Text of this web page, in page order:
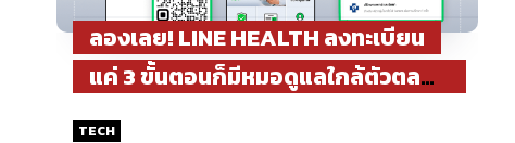
ลองเลย! LINE HEALTH ลงทะเบียน
แค่ 3 ขั้นตอนก็มีหมอดูแลใกล้ตัวตลอด
เวลาเบิกค่ารักษาออนไลน์ ได้ทั้งประกัน
TECH